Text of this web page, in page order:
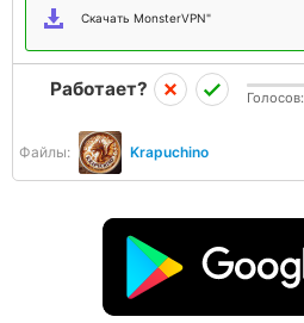
Скачать MonsterVPN"
Файлы: Krapuchino
Работает? Голосов: